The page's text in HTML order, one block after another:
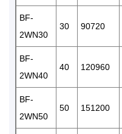
BF-
2WN30
30 90720
BF-
2WN40
40 120960
BF-
2WN50
50 151200